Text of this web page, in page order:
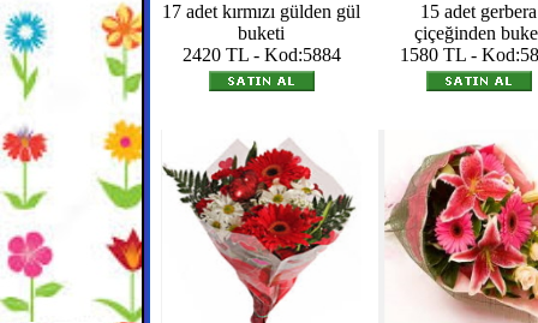
17 adet kırmızı gülden gül
buketi
2420 TL - Kod:5884
15 adet gerbera
çiçeğinden
1580 TL -